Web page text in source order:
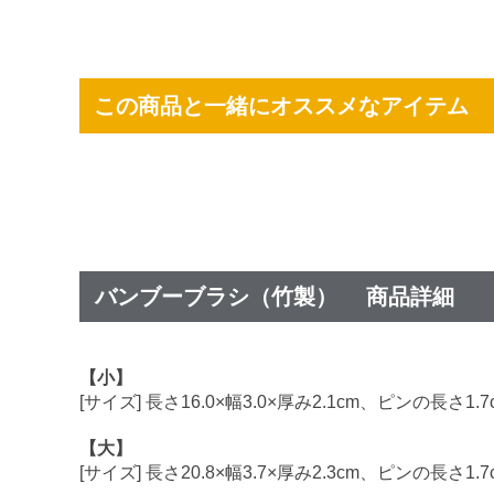
この商品と一緒にオススメなアイテム
バンブーブラシ（竹製） 商品詳細
【小】
[サイズ] 長さ16.0×幅3.0×厚み2.1cm、ピンの長さ
【大】
[サイズ] 長さ20.8×幅3.7×厚み2.3cm、ピンの長さ